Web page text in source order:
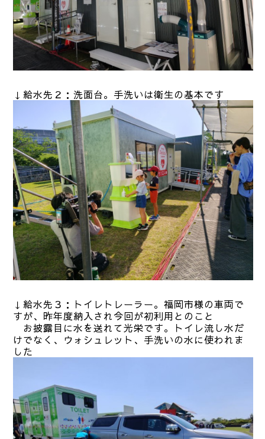
↓給水先２：洗面台。手洗いは衛生の基本です
↓給水先３：トイレトレーラー。福岡市様の車両で
すが、昨年度納入され今回が初利用とのこと
お披露目に水を送れて光栄です。トイレ流し水だ
けでなく、ウォシュレット、手洗いの水に使われま
した